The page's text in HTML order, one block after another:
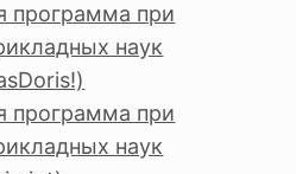
программа при
наук
программа при
наук